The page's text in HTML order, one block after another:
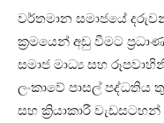
වර්තමාන සමාජයේ
ක්‍රමයෙන් අඩු වීමට
සමාජ මාධ්‍ය සහ
ලංකාවේ පාසල් පද්ධතිය
සහ ක්‍රියාකාරී